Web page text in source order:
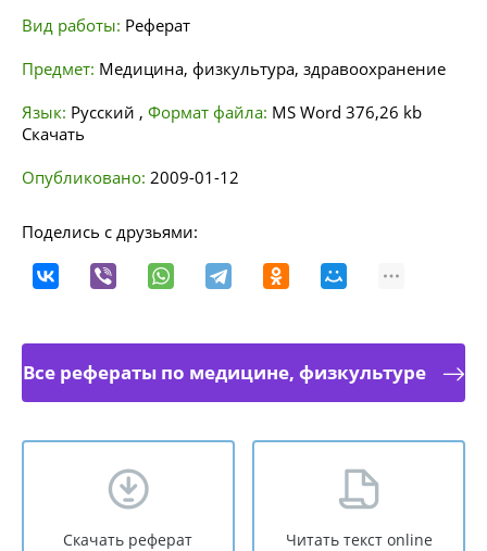
Вид работы: Реферат
Предмет: Медицина, физкультура, здравоохранение
Язык: Русский , Формат файла: MS Word 376,26 kb
Скачать
Опубликовано: 2009-01-12
Поделись с друзьями:
Все рефераты по медицине, физкультуре
Скачать реферат Читать текст online